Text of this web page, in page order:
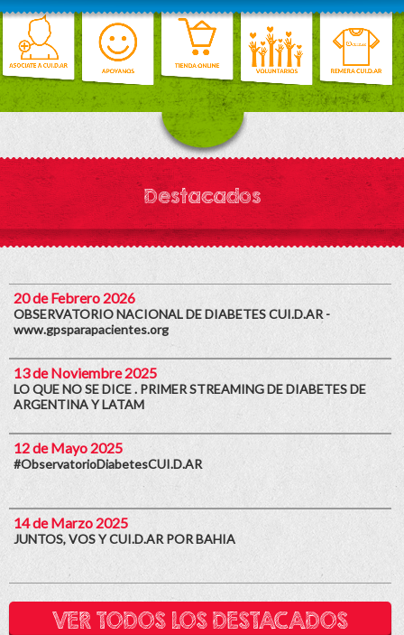
Destacados
20 de Febrero 2026
OBSERVATORIO NACIONAL DE DIABETES CUI.D.AR -
www.gpsparapacientes.org
13 de Noviembre 2025
LO QUE NO SE DICE . PRIMER STREAMING DE DIABETES DE
ARGENTINA Y LATAM
12 de Mayo 2025
#ObservatorioDiabetesCUI.D.AR
14 de Marzo 2025
JUNTOS, VOS Y CUI.D.AR POR BAHIA
VER TODOS LOS DESTACADOS